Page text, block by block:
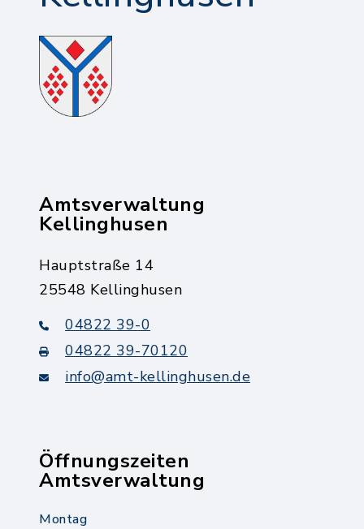
Amtsverwaltung
Kellinghusen
Hauptstraße 14
25548 Kellinghusen
04822 39-0
04822 39-70120
info@amt-kellinghusen.de
Öffnungszeiten
Amtsverwaltung
Montag